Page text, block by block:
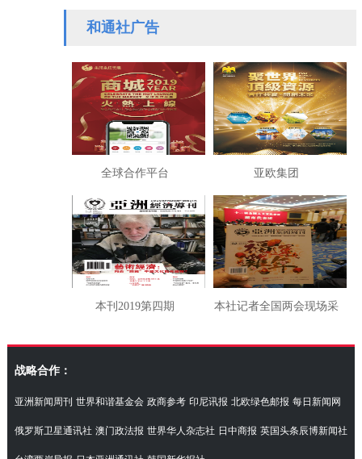
新闻发布会在北京人民大
会堂举行 1065周年
和通社广告
全球合作平台 亚欧集团
本刊2019第四期 本社记者全国两会现场采
访湖南代表团
战略合作：
亚洲新闻周刊 世界和谐基金会 政商参考 印尼讯报 北欧绿色邮报 每日新闻网
俄罗斯卫星通讯社 澳门政法报 世界华人杂志社 日中商报 英国头条辰博新闻社